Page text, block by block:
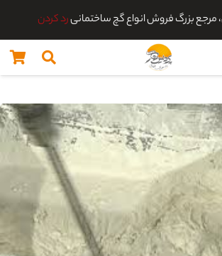
مرجع بزرگ فروش انواع گچ ساختمانیرد کردن